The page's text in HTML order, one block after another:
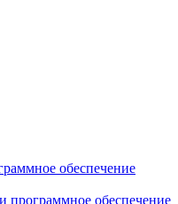
обеспечение
программное обеспечение